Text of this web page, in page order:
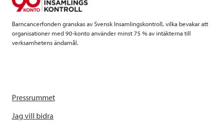
k
Barncancerfonden granskas av Svensk Insamlingskontroll, vilka bevakar att
organisationer med 90-konto använder minst 75 % av intäkterna till
verksamhetens ändamål.
Pressrummet
Jag vill bidra